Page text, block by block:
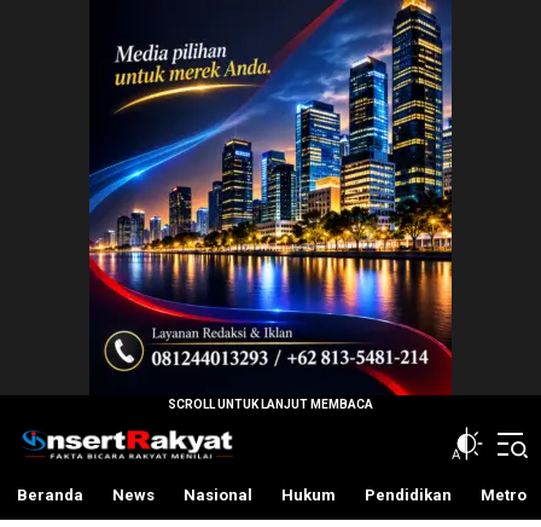
InsertRakyat.com
Fakta Bicara Rakyat Menilai
Beranda News Nasional Hukum Pendidikan Metro